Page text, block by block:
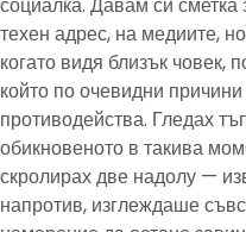
социалка. Давам си
техен адрес, на медиите,
когато видя близък
който по очевидни
противодейства. Гледах
обикновеното в такива
скролирах две надолу —
напротив, изглеждаше